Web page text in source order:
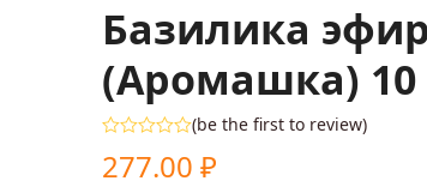
Базилика
(Аромашка)
0
(be the first to review)
277.00 ₽